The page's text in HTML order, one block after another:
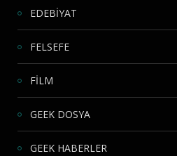
EDEBİYAT
FELSEFE
FİLM
GEEK DOSYA
GEEK HABERLER